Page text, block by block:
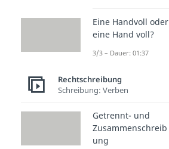
Eine Handvoll oder
eine Hand voll?
3/3 – Dauer: 01:37
Rechtschreibung
Schreibung: Verben
Getrennt- und
Zusammenschreib
ung